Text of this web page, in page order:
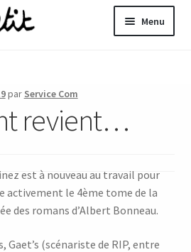
Menu
par Service Com
revient…
est à nouveau au travail pour
activement le 4ème tome de la
des romans d’Albert Bonneau.
Gaet’s (scénariste de RIP, entre